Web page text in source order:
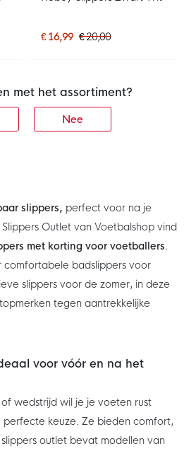
€ 16,99 € 20,00
met het assortiment?
Nee
slippers, perfect voor na je
Outlet van Voetbalshop vind
met korting voor voetballers.
badslippers voor
slippers voor de zomer, in deze
tegen aantrekkelijke
voor vóór en na het
wedstrijd wil je je voeten rust
perfecte keuze. Ze bieden comfort,
outlet bevat modellen van